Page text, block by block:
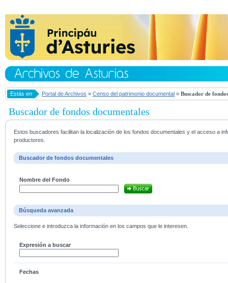
Estás en Portal de Archivos » Censo del patrimonio documental » Buscador de
Buscador de fondos documentales
Estos buscadores facilitan la localización de los fondos documentales y el acceso a
productores.
Buscador de fondos documentales
Nombre del Fondo
Búsqueda avanzada
Seleccione e introduzca la información en los campos que le interesen.
Expresión a buscar
Fechas